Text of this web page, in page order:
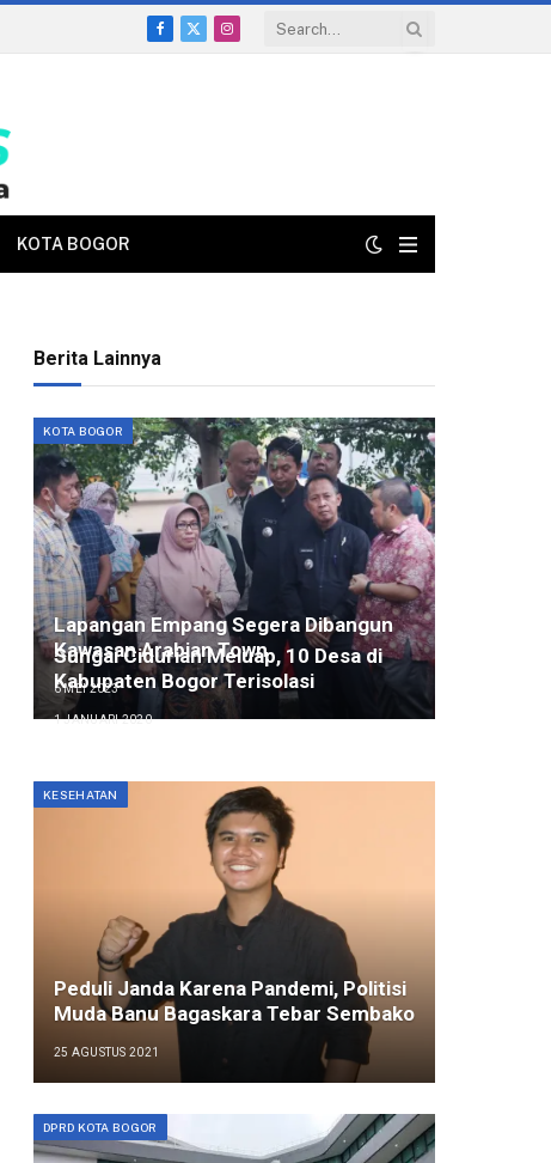
Facebook
X
Instagram
KOTA BOGOR
Berita Lainnya
KOTA BOGOR
Lapangan Empang Segera Dibangun
Kawasan Arabian Town
6 MEI 2023
Sungai Cidurian Meluap, 10 Desa di
Kabupaten Bogor Terisolasi
1 JANUARI 2020
KESEHATAN
Peduli Janda Karena Pandemi, Politisi
Muda Banu Bagaskara Tebar Sembako
25 AGUSTUS 2021
DPRD KOTA BOGOR